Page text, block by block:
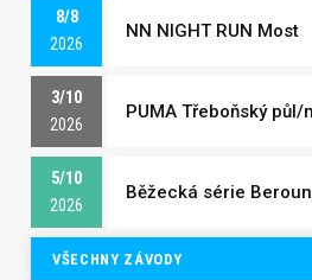
8/8
2026
NN NIGHT RUN Most
3/10
2026
PUMA Třeboňský
5/10
2026
Běžecká série
VŠECHNY ZÁVODY